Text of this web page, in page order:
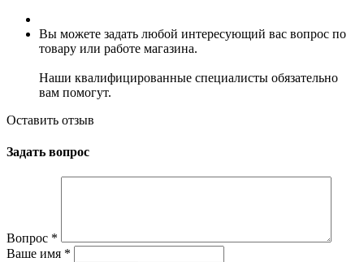
Вы можете задать любой интересующий вас вопрос по
товару или работе магазина.
Наши квалифицированные специалисты обязательно
вам помогут.
Оставить отзыв
Задать вопрос
Вопрос *
Ваше имя *